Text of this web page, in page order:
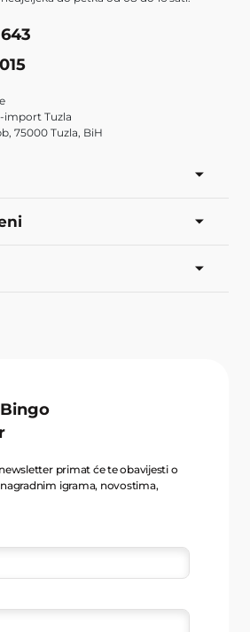
import Tuzla
75000 Tuzla, BiH
primat će te obavijesti o
igrama, novostima,